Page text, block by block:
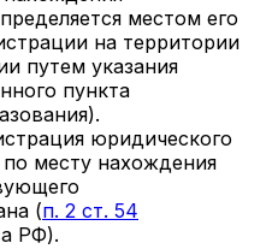
местом его
на территории
путем указания
пункта
юридического
месту нахождения
(п. 2 ст. 54
РФ).